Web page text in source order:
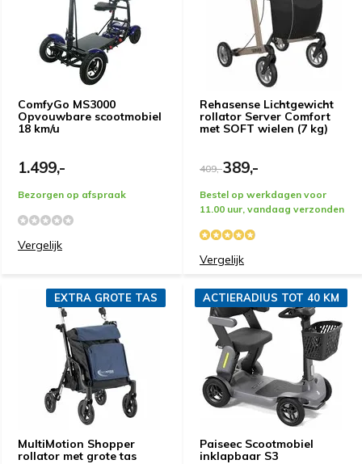
ComfyGo MS3000
Opvouwbare scootmobiel
18 km/u
1.499,-
Bezorgen op afspraak
Vergelijk
Rehasense Lichtgewicht
rollator Server Comfort
met SOFT wielen (7 kg)
409,-389,-
Bestel op werkdagen voor
11.00 uur, vandaag verzonden
Vergelijk
MultiMotion Shopper
rollator met grote tas
EXTRA GROTE TAS
Paiseec Scootmobiel
inklapbaar S3
ACTIERADIUS TOT 40 KM